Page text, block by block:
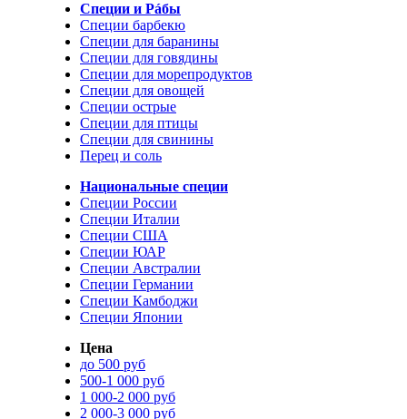
Специи и Рáбы
Специи барбекю
Специи для баранины
Специи для говядины
Специи для морепродуктов
Специи для овощей
Специи острые
Специи для птицы
Специи для свинины
Перец и соль
Национальные специи
Специи России
Специи Италии
Специи США
Специи ЮАР
Специи Австралии
Специи Германии
Специи Камбоджи
Специи Японии
Цена
до 500 руб
500-1 000 руб
1 000-2 000 руб
2 000-3 000 руб